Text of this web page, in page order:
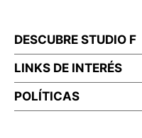
DESCUBRE STUDIO F
LINKS DE INTERÉS
POLÍTICAS